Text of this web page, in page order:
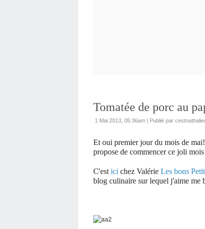
Tomatée de porc au
1 Mai 2013, 05:36am | Publié par
Et oui premier jour du mois de
propose de commencer ce joli
C'est ici chez Valérie Les bons
blog culinaire sur lequel j'aime me